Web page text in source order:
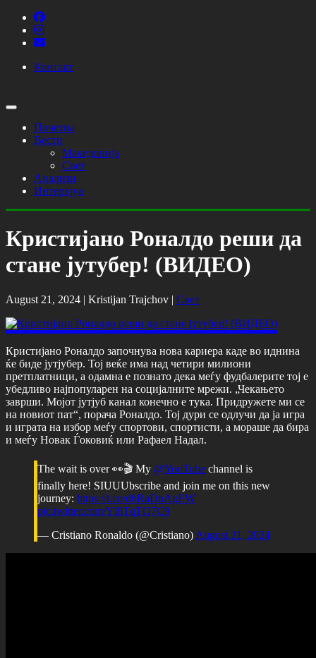
Контакт
Почетна
Вести
Македонија
Свет
Анализи
Интервјуа
Кристијано Роналдо реши да
стане јутубер! (ВИДЕО)
August 21, 2024 | Kristijan Trajchov | Свет
Кристијано Роналдо започнува нова кариера каде во иднина
ќе биде јутјубер. Тој веќе има над четири милиони
претплатници, а одамна е познато дека меѓу фудбалерите тој е
убедливо најпопуларен на социјалните мрежи. „Чекањето
заврши. Мојот јутјуб канал конечно е тука. Придружете ми се
на новиот пат“, порача Роналдо. Тој дури се одлучи да ја игра
и играта на избор меѓу спортови, спортисти, а мораше да бира
и меѓу Новак Ѓоковиќ или Рафаел Надал.
The wait is over 👀🎬 My @YouTube channel is
finally here! SIUUUbscribe and join me on this new
journey: https://t.co/d6RaDnAgEW
pic.twitter.com/Yl8TqTQ7C9
— Cristiano Ronaldo (@Cristiano) August 21, 2024